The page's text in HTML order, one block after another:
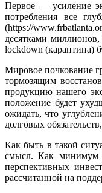
Первое — усиление
потребления все
(https://
десятками
lockdown (карантина)
Мировое почкование
тормозящим
продукцию нашего
положение будет
ожидать, что
долговых
Как быть в такой
смысл. Как минимум
перспективных
рассчитанной на